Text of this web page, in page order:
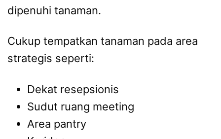
dipenuhi tanaman.
Cukup tempatkan tanaman pada area
strategis seperti:
Dekat resepsionis
Sudut ruang meeting
Area pantry